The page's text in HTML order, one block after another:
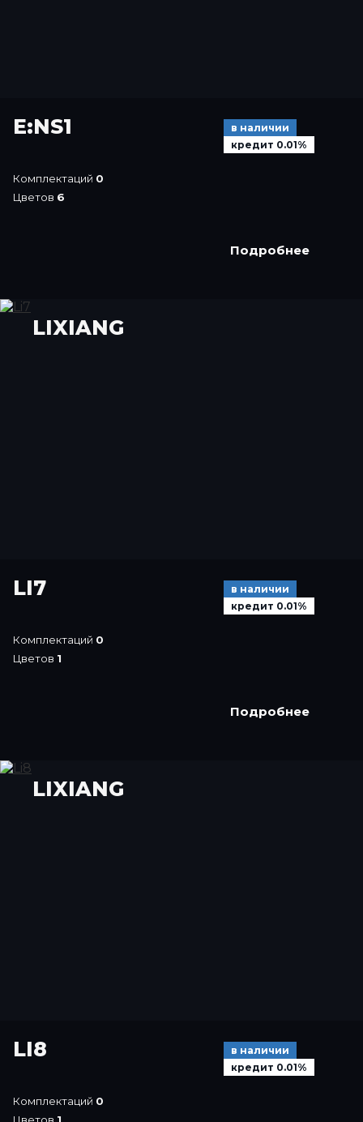
E:NS1
в наличии
кредит 0.01%
Комплектаций 0
Цветов 6
Подробнее
LIXIANG
LI7
в наличии
кредит 0.01%
Комплектаций 0
Цветов 1
Подробнее
LIXIANG
LI8
в наличии
кредит 0.01%
Комплектаций 0
Цветов 1